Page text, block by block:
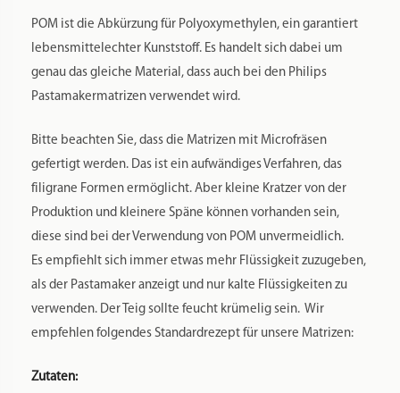
POM ist die Abkürzung für Polyoxymethylen, ein garantiert
lebensmittelechter Kunststoff. Es handelt sich dabei um
genau das gleiche Material, dass auch bei den Philips
Pastamakermatrizen verwendet wird.
Bitte beachten Sie, dass die Matrizen mit Microfräsen
gefertigt werden. Das ist ein aufwändiges Verfahren, das
filigrane Formen ermöglicht. Aber kleine Kratzer von der
Produktion und kleinere Späne können vorhanden sein,
diese sind bei der Verwendung von POM unvermeidlich.
Es empfiehlt sich immer etwas mehr Flüssigkeit zuzugeben,
als der Pastamaker anzeigt und nur kalte Flüssigkeiten zu
verwenden. Der Teig sollte feucht krümelig sein. Wir
empfehlen folgendes Standardrezept für unsere Matrizen:
Zutaten: